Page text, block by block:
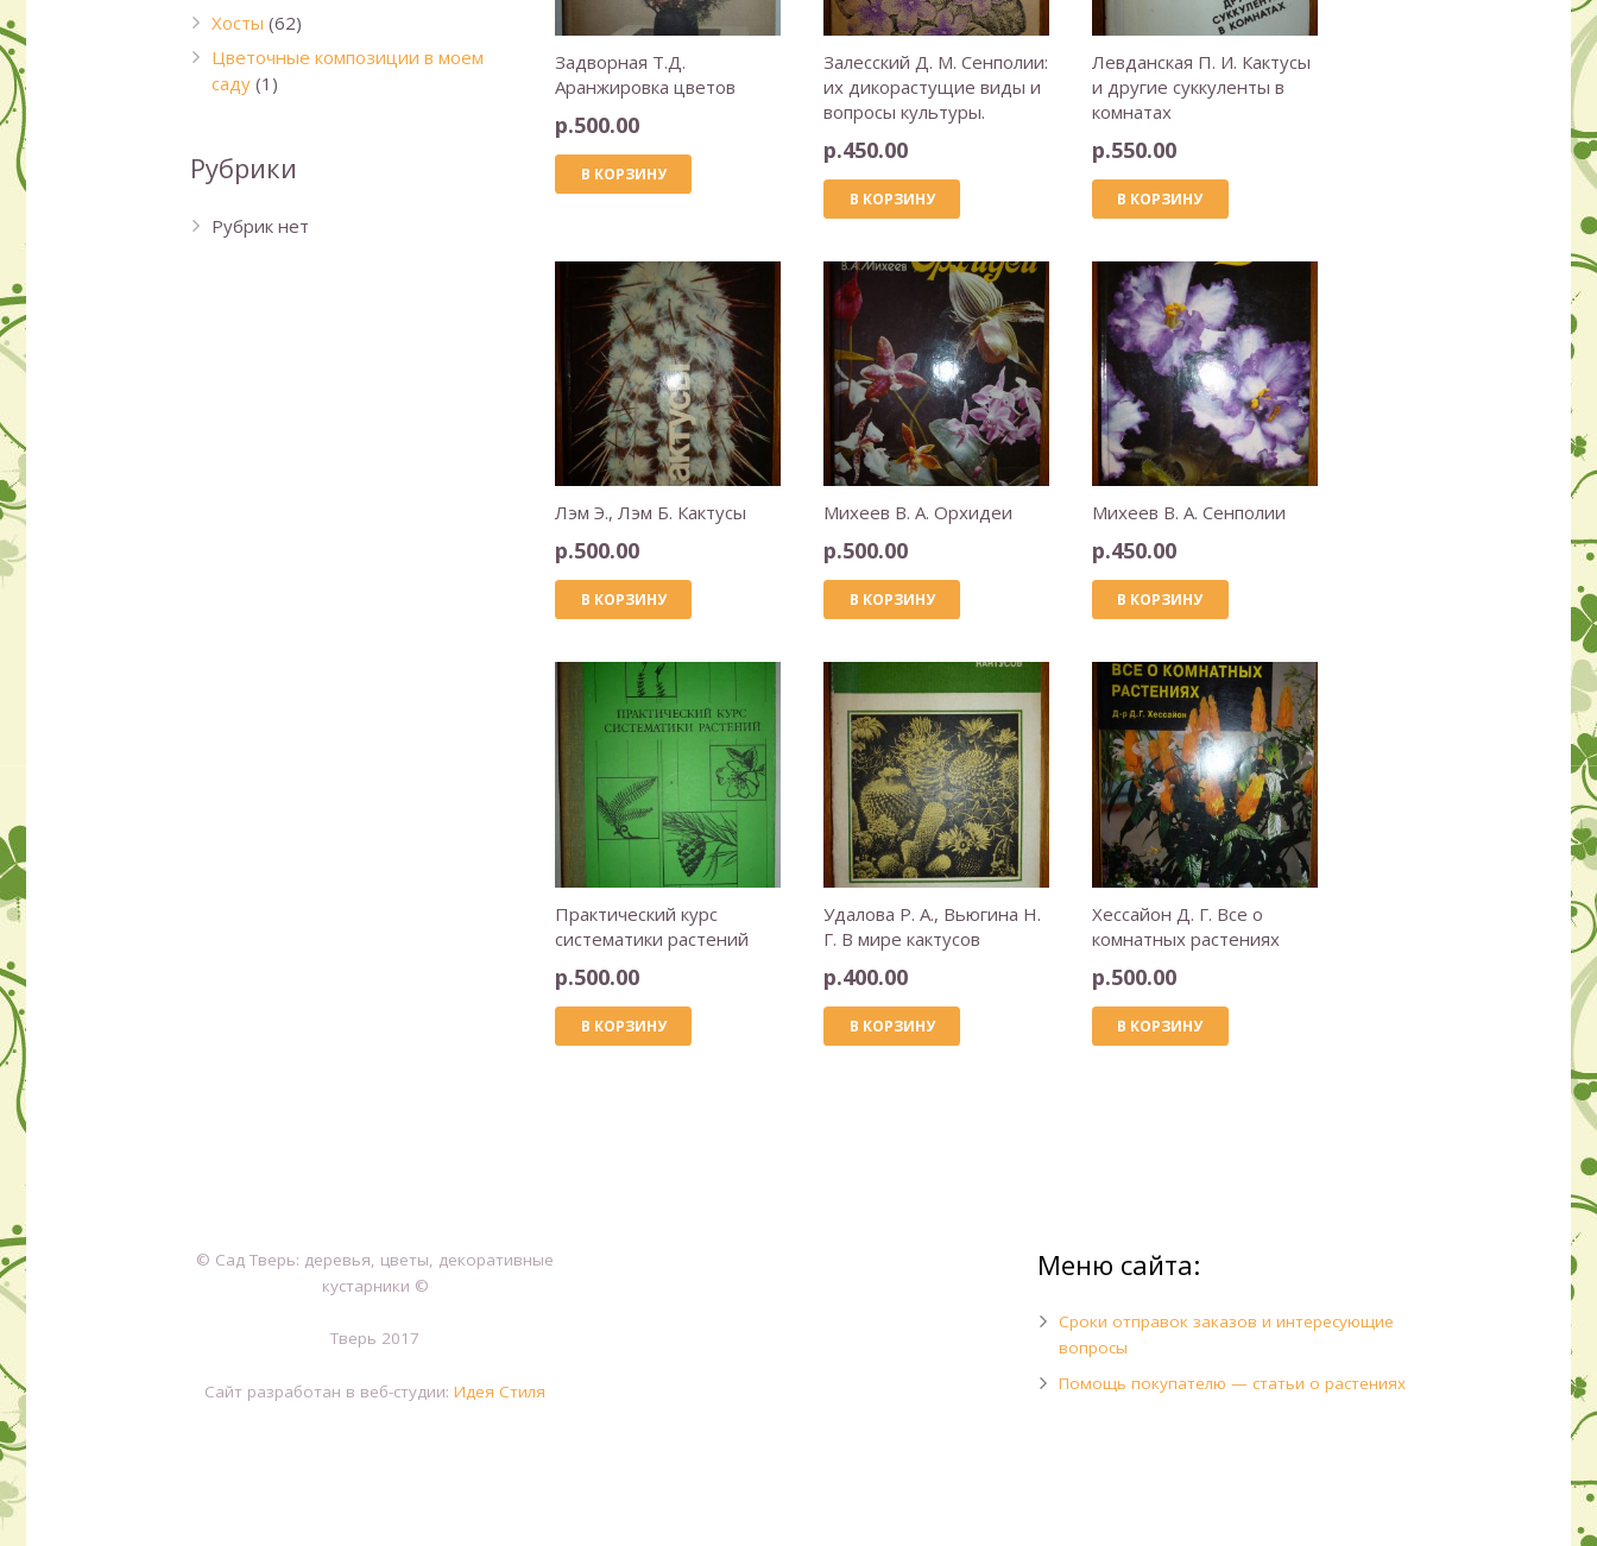
Задворная Т.Д.
Аранжировка цветов
р.500.00
В КОРЗИНУ
Залесский Д. М. Сенполии:
их дикорастущие виды и
вопросы культуры.
р.450.00
В КОРЗИНУ
Левданская П. И. Кактусы
и другие суккуленты в
комнатах
р.550.00
В КОРЗИНУ
Лэм Э., Лэм Б. Кактусы
р.500.00
В КОРЗИНУ
Михеев В. А. Орхидеи
р.500.00
В КОРЗИНУ
Михеев В. А. Сенполии
р.450.00
В КОРЗИНУ
Практический курс
систематики растений
р.500.00
В КОРЗИНУ
Удалова Р. А., Вьюгина Н.
Г. В мире кактусов
р.400.00
В КОРЗИНУ
Хессайон Д. Г. Все о
комнатных растениях
р.500.00
В КОРЗИНУ
Хосты (62)
Цветочные композиции в моем
саду (1)
Рубрики
Рубрик нет
© Сад Тверь: деревья, цветы, декоративные
кустарники ©
Тверь 2017
Сайт разработан в веб-студии:Идея Стиля
Меню сайта:
Сроки отправок заказов и интересующие
вопросы
Помощь покупателю — статьи о растениях